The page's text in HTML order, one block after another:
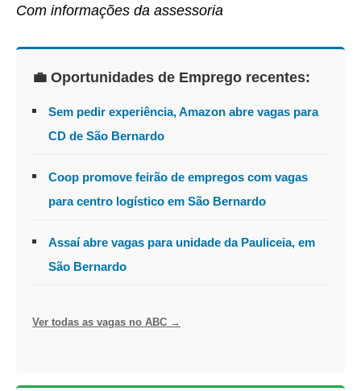
Com informações da assessoria
💼 Oportunidades de Emprego recentes:
Sem pedir experiência, Amazon abre vagas para
CD de São Bernardo
Coop promove feirão de empregos com vagas
para centro logístico em São Bernardo
Assaí abre vagas para unidade da Pauliceia, em
São Bernardo
Ver todas as vagas no ABC →